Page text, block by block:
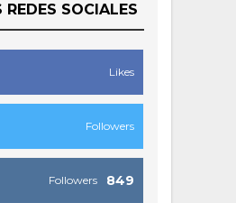
REDES SOCIALES
Likes
Followers
849
Followers